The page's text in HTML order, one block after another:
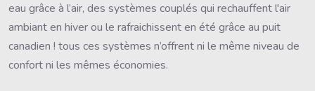
eau grâce à l’air, des systèmes couplés qui rechauffent l'air
ambiant en hiver ou le rafraichissent en été grâce au puit
canadien ! tous ces systèmes n’offrent ni le même niveau de
confort ni les mêmes économies.